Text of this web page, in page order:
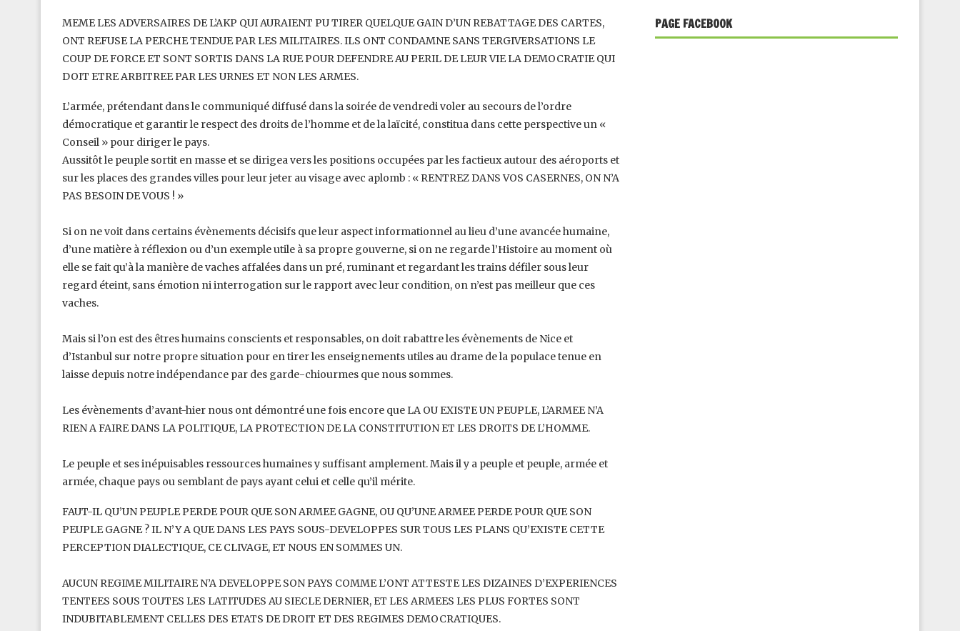
MEME LES ADVERSAIRES DE L’AKP QUI AURAIENT PU TIRER QUELQUE GAIN D’UN ‎REBATTAGE DES CARTES,
ONT REFUSE LA PERCHE TENDUE PAR LES MILITAIRES. ILS ONT ‎CONDAMNE SANS TERGIVERSATIONS LE
COUP DE FORCE ET SONT SORTIS DANS LA RUE ‎POUR DEFENDRE AU PERIL DE LEUR VIE LA DEMOCRATIE QUI
DOIT ETRE ARBITREE PAR ‎LES URNES ET NON LES ARMES.‎
L’armée, prétendant dans le communiqué diffusé dans la soirée de vendredi voler au ‎secours de l’ordre
démocratique et garantir le respect des droits de l’homme et de la laïcité, ‎constitua dans cette perspective un «
Conseil » pour diriger le pays. ‎
Aussitôt le peuple sortit en masse et se dirigea vers les positions occupées par les ‎factieux autour des aéroports et
sur les places des grandes villes pour leur jeter au ‎visage avec aplomb : « RENTREZ DANS VOS CASERNES, ON N’A
PAS BESOIN DE VOUS ! »
Si on ne voit dans certains évènements décisifs que leur aspect informationnel au lieu d’une ‎avancée humaine,
d’une matière à réflexion ou d’un exemple utile à sa propre gouverne, si ‎on ne regarde l’Histoire au moment où
elle se fait qu’à la manière de vaches affalées dans ‎un pré, ruminant et regardant les trains défiler sous leur
regard éteint, sans émotion ni ‎interrogation sur le rapport avec leur condition, on n’est pas meilleur que ces
vaches.
Mais si l’on est des êtres humains conscients et responsables, on doit rabattre les ‎évènements de Nice et
d’Istanbul sur notre propre situation pour en tirer les enseignements ‎utiles au drame de la populace tenue en
laisse depuis notre indépendance par des garde-‎chiourmes que nous sommes.
Les évènements d’avant-hier nous ont démontré une fois encore que LA OU EXISTE UN ‎PEUPLE, L’ARMEE N’A
RIEN A FAIRE DANS LA POLITIQUE, LA PROTECTION DE LA ‎CONSTITUTION ET LES DROITS DE L’HOMME.
Le peuple et ses inépuisables ressources humaines y suffisant amplement. Mais il y a peuple ‎et peuple, armée et
armée, chaque pays ou semblant de pays ayant celui et celle qu’il ‎mérite.‎
FAUT-IL QU’UN PEUPLE PERDE POUR QUE SON ARMEE GAGNE, OU QU’UNE ARMEE ‎PERDE POUR QUE SON
PEUPLE GAGNE ? IL N’Y A QUE DANS LES PAYS SOUS-DEVELOPPES ‎SUR TOUS LES PLANS QU’EXISTE CETTE
PERCEPTION DIALECTIQUE, CE CLIVAGE, ET NOUS ‎EN SOMMES UN.
AUCUN REGIME MILITAIRE N’A DEVELOPPE SON PAYS COMME L’ONT ATTESTE LES ‎DIZAINES D’EXPERIENCES
TENTEES SOUS TOUTES LES LATITUDES AU SIECLE DERNIER, ET ‎LES ARMEES LES PLUS FORTES SONT
INDUBITABLEMENT CELLES DES ETATS DE DROIT ET ‎DES REGIMES DEMOCRATIQUES.‎
PAGE FACEBOOK